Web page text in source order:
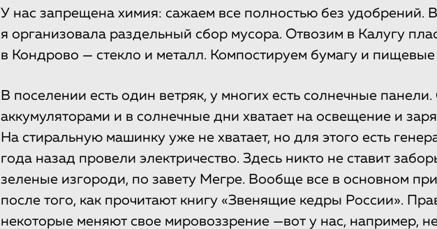
У нас запрещена химия: сажаем все полностью без удобрений.
я организовала раздельный сбор мусора. Отвозим в Калугу
в Кондрово — стекло и металл. Компостируем бумагу и
В поселении есть один ветряк, у многих есть солнечные
аккумуляторами и в солнечные дни хватает на освещение и
На стиральную машинку уже не хватает, но для этого есть
года назад провели электричество. Здесь никто не ставит
зеленые изгороди, по завету Мегре. Вообще все в основном
после того, как прочитают книгу «Звенящие кедры России».
некоторые меняют свое мировоззрение —вот у нас, например,